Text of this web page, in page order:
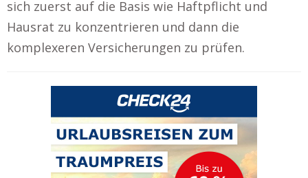
sich zuerst auf die Basis wie Haftpflicht und
Hausrat zu konzentrieren und dann die
komplexeren Versicherungen zu prüfen.